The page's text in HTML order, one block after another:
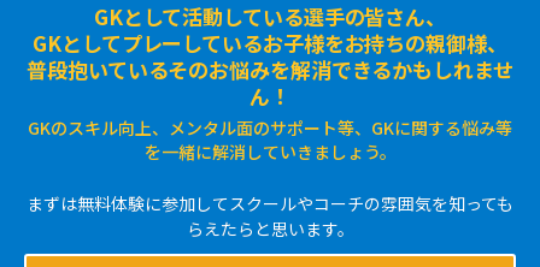
GKとして活動している選手の皆さん、
GKとしてプレーしているお子様をお持ちの親御様、
普段抱いているそのお悩みを解消できるかもしれませ
ん！
GKのスキル向上、メンタル面のサポート等、GKに関する悩み等
を一緒に解消していきましょう。
まずは無料体験に参加してスクールやコーチの雰囲気を知っても
らえたらと思います。